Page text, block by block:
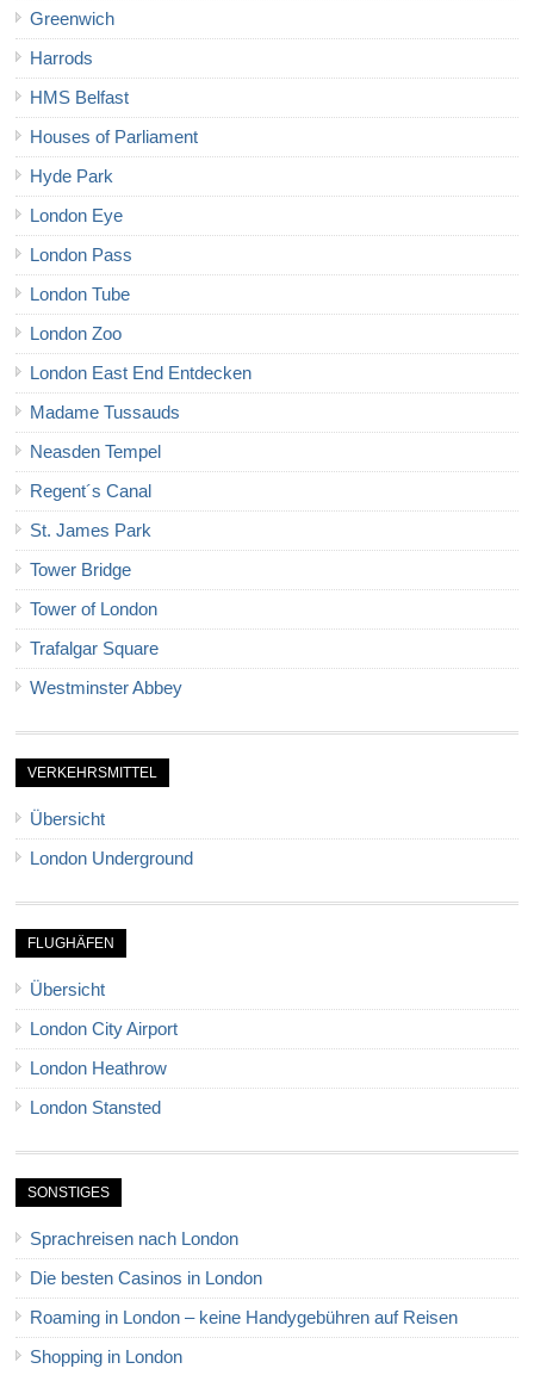
Greenwich
Harrods
HMS Belfast
Houses of Parliament
Hyde Park
London Eye
London Pass
London Tube
London Zoo
London East End Entdecken
Madame Tussauds
Neasden Tempel
Regent´s Canal
St. James Park
Tower Bridge
Tower of London
Trafalgar Square
Westminster Abbey
VERKEHRSMITTEL
Übersicht
London Underground
FLUGHÄFEN
Übersicht
London City Airport
London Heathrow
London Stansted
SONSTIGES
Sprachreisen nach London
Die besten Casinos in London
Roaming in London – keine Handygebühren auf Reisen
Shopping in London